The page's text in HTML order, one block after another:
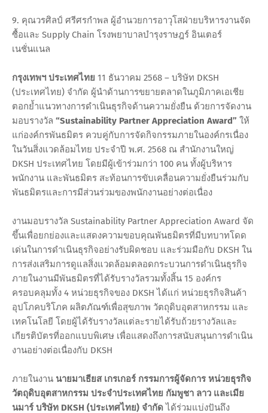
9. คุณวรศิลป์ ศรีศรกำพล ผู้อำนวยการอาวุโสฝ่ายบริหารงานจัด
ซื้อและ Supply Chain โรงพยาบาลบำรุงราษฎร์ อินเตอร์
เนชั่นแนล
กรุงเทพฯ ประเทศไทย 11 ธันวาคม 2568 – บริษัท DKSH
(ประเทศไทย) จำกัด ผู้นำด้านการขยายตลาดในภูมิภาคเอเชีย
ตอกย้ำแนวทางการดำเนินธุรกิจด้านความยั่งยืน ด้วยการจัดงาน
มอบรางวัล “Sustainability Partner Appreciation Award” ให้
แก่องค์กรพันธมิตร ควบคู่กับการจัดกิจกรรมภายในองค์กรเนื่อง
ในวันสิ่งแวดล้อมไทย ประจำปี พ.ศ. 2568 ณ สำนักงานใหญ่
DKSH ประเทศไทย โดยมีผู้เข้าร่วมกว่า 100 คน ทั้งผู้บริหาร
พนักงาน และพันธมิตร สะท้อนการขับเคลื่อนความยั่งยืนร่วมกับ
พันธมิตรและการมีส่วนร่วมของพนักงานอย่างต่อเนื่อง
งานมอบรางวัล Sustainability Partner Appreciation Award จัด
ขึ้นเพื่อยกย่องและแสดงความขอบคุณพันธมิตรที่มีบทบาทโดด
เด่นในการดำเนินธุรกิจอย่างรับผิดชอบ และร่วมมือกับ DKSH ใน
การส่งเสริมการดูแลสิ่งแวดล้อมตลอดกระบวนการดำเนินธุรกิจ
ภายในงานมีพันธมิตรที่ได้รับรางวัลรวมทั้งสิ้น 15 องค์กร
ครอบคลุมทั้ง 4 หน่วยธุรกิจของ DKSH ได้แก่ หน่วยธุรกิจสินค้า
อุปโภคบริโภค ผลิตภัณฑ์เพื่อสุขภาพ วัตถุดิบอุตสาหกรรม และ
เทคโนโลยี โดยผู้ได้รับรางวัลแต่ละรายได้รับถ้วยรางวัลและ
เกียรติบัตรที่ออกแบบพิเศษ เพื่อแสดงถึงการสนับสนุนการดำเนิน
งานอย่างต่อเนื่องกับ DKSH
ภายในงาน นายมาเธียส เกรเกอร์ กรรมการผู้จัดการ หน่วยธุรกิจ
วัตถุดิบอุตสาหกรรม ประจำประเทศไทย กัมพูชา ลาว และเมีย
นมาร์ บริษัท DKSH (ประเทศไทย) จำกัด ได้ร่วมแบ่งปันถึง